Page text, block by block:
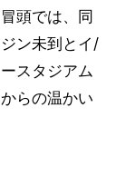
頭では、同
ン未到とイ/
スタジアム
らの温かい